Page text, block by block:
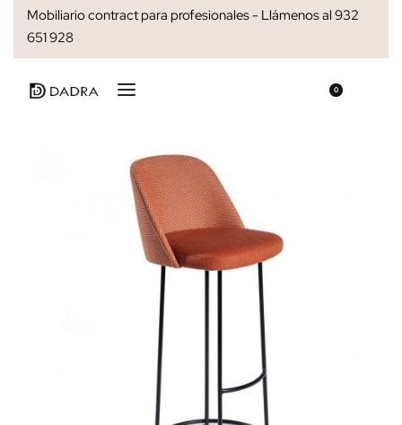
Mobiliario contract para profesionales - Llámenos al 932
651 928
0